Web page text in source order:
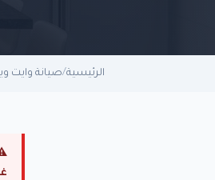
الرئيسية/صيانة وايت